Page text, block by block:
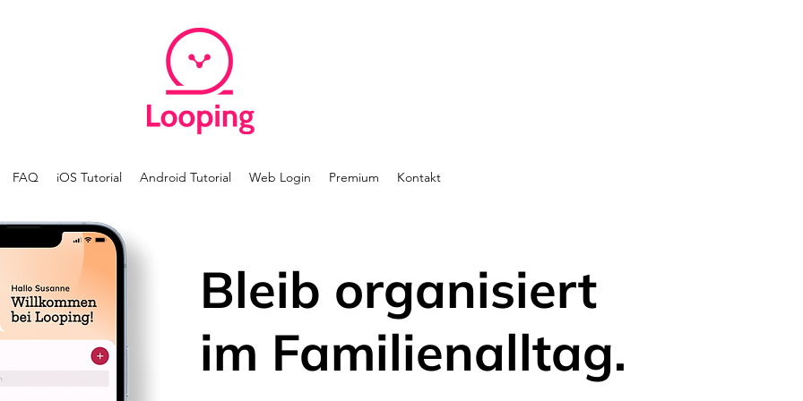
FAQ iOS Tutorial Android Tutorial Web Login Premium Kontakt
Bleib organisiert
im Familienalltag.